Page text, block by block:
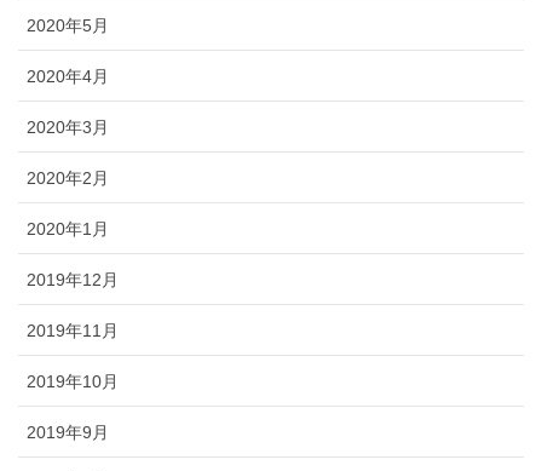
2020年5月
2020年4月
2020年3月
2020年2月
2020年1月
2019年12月
2019年11月
2019年10月
2019年9月